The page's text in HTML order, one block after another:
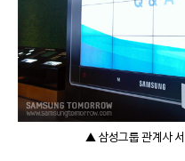
▲ 삼성그룹 관계사